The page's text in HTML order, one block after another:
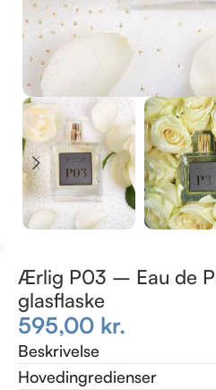
Ærlig P03 – Eau de
glasflaske
595,00 kr.
Beskrivelse
Hovedingredienser